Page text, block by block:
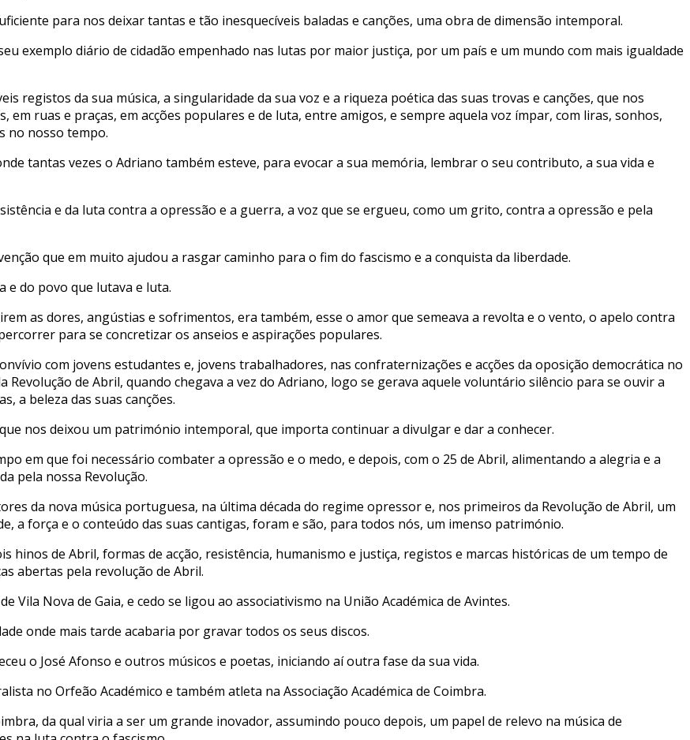
para nos deixar tantas e tão inesquecíveis baladas e canções, uma obra de dimensão intemporal.
exemplo diário de cidadão empenhado nas lutas por maior justiça, por um país e um mundo com mais igualdade
registos da sua música, a singularidade da sua voz e a riqueza poética das suas trovas e canções, que nos
ruas e praças, em acções populares e de luta, entre amigos, e sempre aquela voz ímpar, com liras, sonhos,
no nosso tempo.
tantas vezes o Adriano também esteve, para evocar a sua memória, lembrar o seu contributo, a sua vida e
e da luta contra a opressão e a guerra, a voz que se ergueu, como um grito, contra a opressão e pela
que em muito ajudou a rasgar caminho para o fim do fascismo e a conquista da liberdade.
do povo que lutava e luta.
as dores, angústias e sofrimentos, era também, esse o amor que semeava a revolta e o vento, o apelo contra
para se concretizar os anseios e aspirações populares.
com jovens estudantes e, jovens trabalhadores, nas confraternizações e acções da oposição democrática no
de Abril, quando chegava a vez do Adriano, logo se gerava aquele voluntário silêncio para se ouvir a
a beleza das suas canções.
nos deixou um património intemporal, que importa continuar a divulgar e dar a conhecer.
em que foi necessário combater a opressão e o medo, e depois, com o 25 de Abril, alimentando a alegria e a
pela nossa Revolução.
da nova música portuguesa, na última década do regime opressor e, nos primeiros da Revolução de Abril, um
a força e o conteúdo das suas cantigas, foram e são, para todos nós, um imenso património.
hinos de Abril, formas de acção, resistência, humanismo e justiça, registos e marcas históricas de um tempo de
abertas pela revolução de Abril.
Vila Nova de Gaia, e cedo se ligou ao associativismo na União Académica de Avintes.
onde mais tarde acabaria por gravar todos os seus discos.
o José Afonso e outros músicos e poetas, iniciando aí outra fase da sua vida.
no Orfeão Académico e também atleta na Associação Académica de Coimbra.
da qual viria a ser um grande inovador, assumindo pouco depois, um papel de relevo na música de